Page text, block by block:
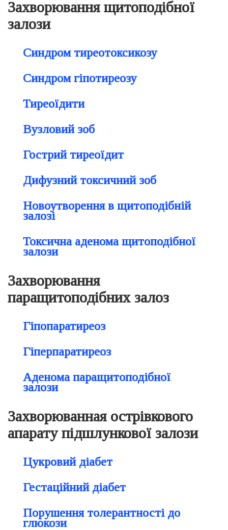
Захворювання щитоподібної
залози
Синдром тиреотоксикозу
Синдром гіпотиреозу
Тиреоїдити
Вузловий зоб
Гострий тиреоїдит
Дифузний токсичний зоб
Новоутворення в щитоподібній
залозі
Токсична аденома щитоподібної
залози
Захворювання
паращитоподібних залоз
Гіпопаратиреоз
Гіперпаратиреоз
Аденома паращитоподібної
залози
Захворюванная острівкового
апарату підшлункової залози
Цукровий діабет
Гестаційний діабет
Порушення толерантності до
глюкози